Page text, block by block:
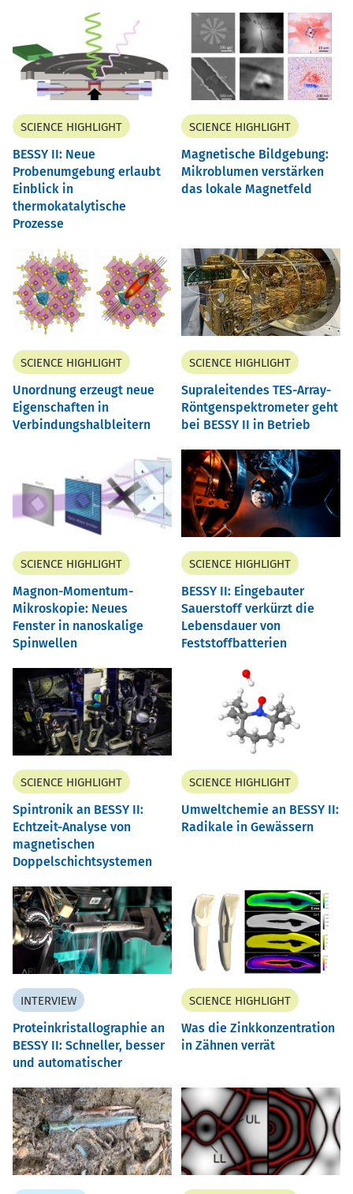
SCIENCE HIGHLIGHT
BESSY II: Neue
Probenumgebung erlaubt
Einblick in
thermokatalytische
Prozesse
SCIENCE HIGHLIGHT
Magnetische Bildgebung:
Mikroblumen verstärken
das lokale Magnetfeld
SCIENCE HIGHLIGHT
Unordnung erzeugt neue
Eigenschaften in
Verbindungshalbleitern
SCIENCE HIGHLIGHT
Supraleitendes TES-Array-
Röntgenspektrometer geht
bei BESSY II in Betrieb
SCIENCE HIGHLIGHT
Magnon-Momentum-
Mikroskopie: Neues
Fenster in nanoskalige
Spinwellen
SCIENCE HIGHLIGHT
BESSY II: Eingebauter
Sauerstoff verkürzt die
Lebensdauer von
Feststoffbatterien
SCIENCE HIGHLIGHT
Spintronik an BESSY II:
Echtzeit-Analyse von
magnetischen
Doppelschichtsystemen
SCIENCE HIGHLIGHT
Umweltchemie an BESSY II:
Radikale in Gewässern
INTERVIEW
Proteinkristallographie an
BESSY II: Schneller, besser
und automatischer
SCIENCE HIGHLIGHT
Was die Zinkkonzentration
in Zähnen verrät